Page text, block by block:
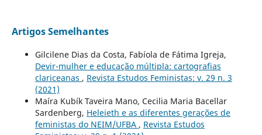
Artigos Semelhantes
Gilcilene Dias da Costa, Fabíola de Fátima Igreja,
Devir-mulher e educação múltipla: cartografias
clariceanas , Revista Estudos Feministas: v. 29 n. 3
(2021)
Maíra Kubík Taveira Mano, Cecilia Maria Bacellar
Sardenberg, Heleieth e as diferentes gerações de
feministas do NEIM/UFBA , Revista Estudos